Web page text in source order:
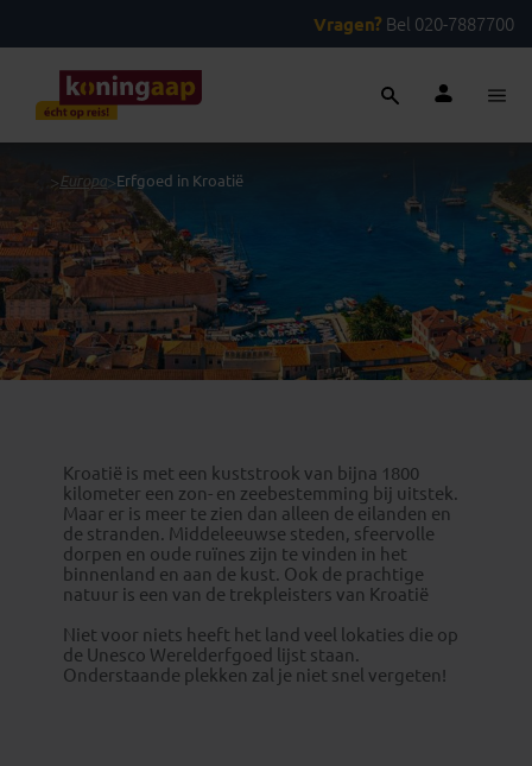
Vragen? Bel 020-7887700
> Europa>Erfgoed in Kroatië
Kroatië is met een kuststrook van bijna 1800
kilometer een zon- en zeebestemming bij uitstek.
Maar er is meer te zien dan alleen de eilanden en
de stranden. Middeleeuwse steden, sfeervolle
dorpen en oude ruïnes zijn te vinden in het
binnenland en aan de kust. Ook de prachtige
natuur is een van de trekpleisters van Kroatië
Niet voor niets heeft het land veel lokaties die op
de Unesco Werelderfgoed lijst staan.
Onderstaande plekken zal je niet snel vergeten!